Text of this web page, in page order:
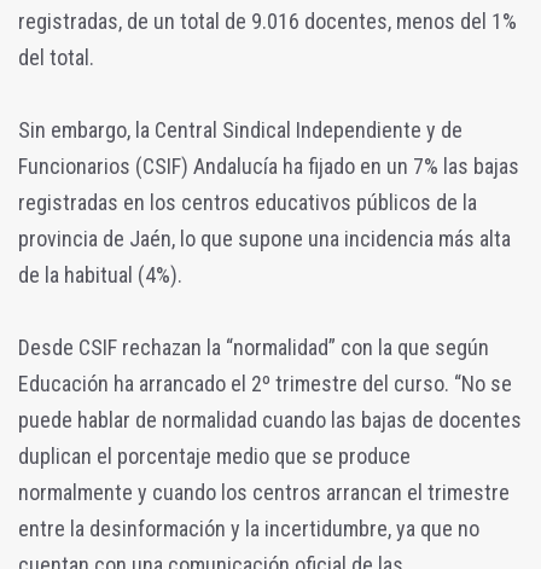
registradas, de un total de 9.016 docentes, menos del 1%
del total.
Sin embargo, la Central Sindical Independiente y de
Funcionarios (CSIF) Andalucía ha fijado en un 7% las bajas
registradas en los centros educativos públicos de la
provincia de Jaén, lo que supone una incidencia más alta
de la habitual (4%).
Desde CSIF rechazan la “normalidad” con la que según
Educación ha arrancado el 2º trimestre del curso. “No se
puede hablar de normalidad cuando las bajas de docentes
duplican el porcentaje medio que se produce
normalmente y cuando los centros arrancan el trimestre
entre la desinformación y la incertidumbre, ya que no